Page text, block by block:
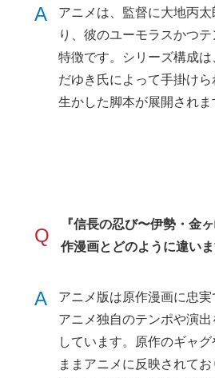
A
アニメは、監督に大地丙
り、彼のユーモラスかつ
特徴です。シリーズ構成は
だゆき氏によって手掛け
生かした脚本が展開されま
Q
『信長の忍び〜伊勢・金
作漫画とどのように違い
A
アニメ版は原作漫画に忠実
アニメ独自のテンポや演
しています。原作のギャ
ままアニメに反映されて